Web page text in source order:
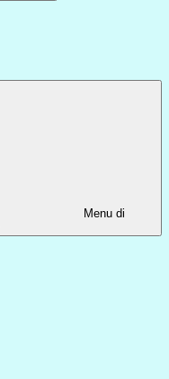
Menu di